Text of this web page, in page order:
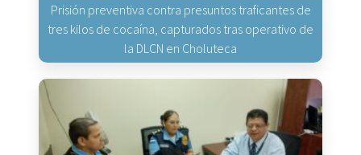
Prisión preventiva contra presuntos traficantes de
tres kilos de cocaína, capturados tras operativo de
la DLCN en Choluteca